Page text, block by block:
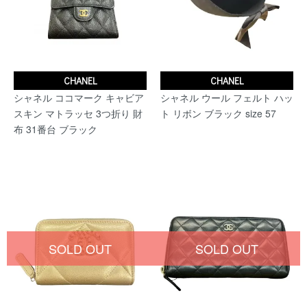
CHANEL
シャネル ココマーク キャビア
スキン マトラッセ 3つ折り 財
布 31番台 ブラック
CHANEL
シャネル ウール フェルト ハッ
ト リボン ブラック size 57
SOLD OUT SOLD OUT